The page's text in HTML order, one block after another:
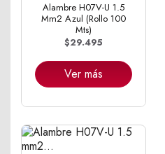
Alambre H07V-U 1.5
Mm2 Azul (Rollo 100
Mts)
$29.495
Ver más